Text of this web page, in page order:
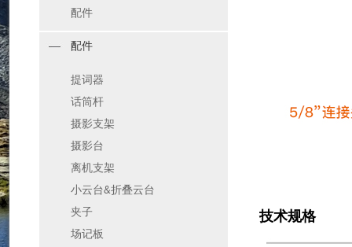
配件
配件
提词器
话筒杆
摄影支架
摄影台
离机支架
小云台&折叠云台
夹子
场记板
技术规格